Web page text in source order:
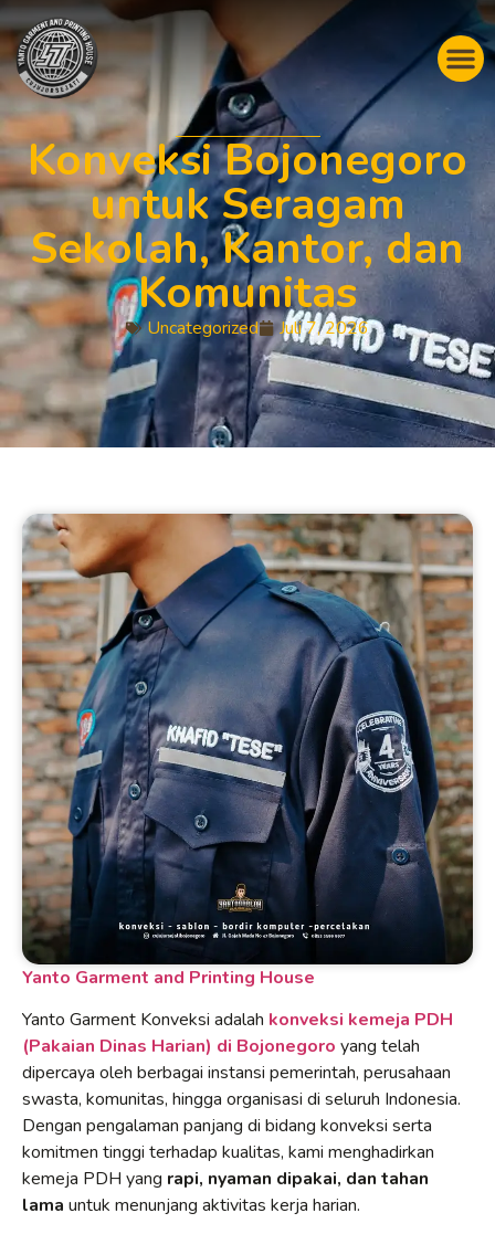
Konveksi Bojonegoro
untuk Seragam
Sekolah, Kantor, dan
Komunitas
Uncategorized Juli 7, 2026
Yanto Garment and Printing House
Yanto Garment Konveksi adalah konveksi kemeja PDH
(Pakaian Dinas Harian) di Bojonegoro yang telah
dipercaya oleh berbagai instansi pemerintah, perusahaan
swasta, komunitas, hingga organisasi di seluruh Indonesia.
Dengan pengalaman panjang di bidang konveksi serta
komitmen tinggi terhadap kualitas, kami menghadirkan
kemeja PDH yang rapi, nyaman dipakai, dan tahan
lama untuk menunjang aktivitas kerja harian.